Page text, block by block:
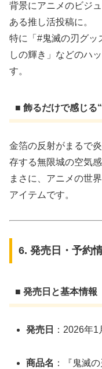
背景にアニメのビジ
ある推し活投稿に。
特に「#鬼滅の刃グッ
しの輝き」などのハ
す。
■ 飾るだけで感じる
金箔の反射がまるで
存する無限城の空気感
まさに、アニメの世
アイテムです。
6. 発売日・予約
■ 発売日と基本情報
発売日 ：2026年1
商品名 ：『鬼滅